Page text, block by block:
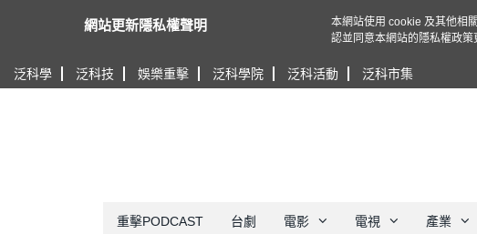
泛科學 泛科技 娛樂重擊 泛科學院 泛科活動 泛科市集
重擊PODCAST 台劇 電影 電視 產業
網站更新隱私權聲明
本網站使用 cookie 及其他相
認並同意本網站的隱私權政策